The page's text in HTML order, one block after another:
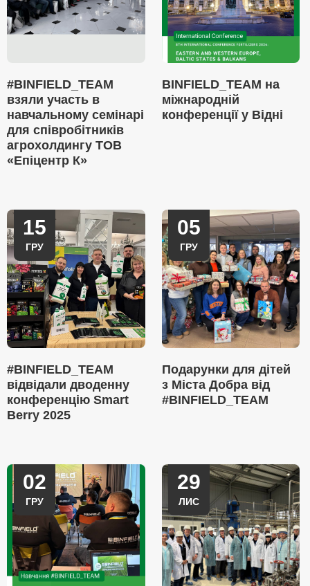
#BINFIELD_TEAM
взяли участь в
навчальному семінарі
для співробітників
агрохолдингу ТОВ
«Епіцентр К»
BINFIELD_TEAM на
міжнародній
конференції у Відні
15
ГРУ
#BINFIELD_TEAM
відвідали дводенну
конференцію Smart
Berry 2025
05
ГРУ
Подарунки для дітей
з Міста Добра від
#BINFIELD_TEAM
02
ГРУ
29
ЛИС